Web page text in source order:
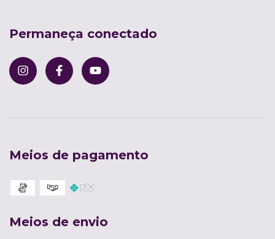
Permaneça conectado
Meios de pagamento
Meios de envio